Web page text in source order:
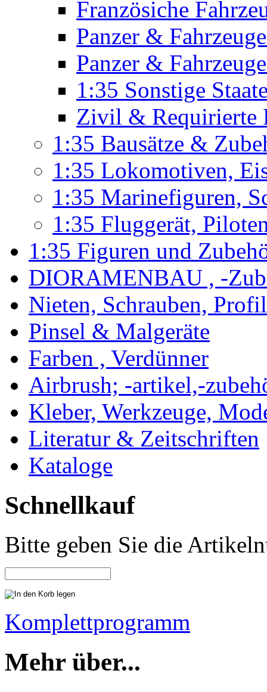
Französiche
Panzer &
Panzer &
1:35 Sonstige
Zivil & Requirierte
1:35 Bausätze &
1:35 Lokomotiven,
1:35 Marinefiguren,
1:35 Fluggerät,
1:35 Figuren und
DIORAMENBAU , -
Nieten, Schrauben,
Pinsel & Malgeräte
Farben , Verdünner
Airbrush; -artikel,-
Kleber, Werkzeuge,
Literatur & Zeitschriften
Kataloge
Schnellkauf
Bitte geben Sie die
Komplettprogramm
Mehr über...